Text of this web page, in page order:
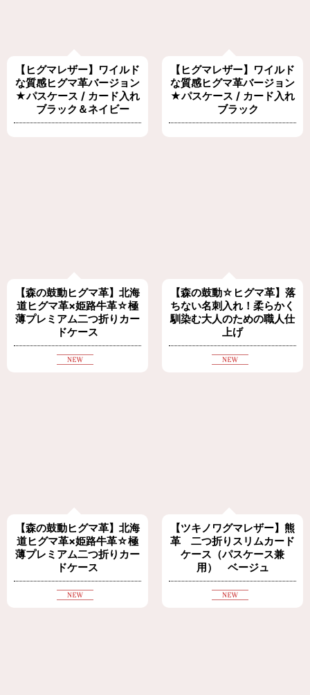
【ヒグマレザー】ワイルド
な質感ヒグマ革バージョン
★パスケース / カード入れ
ブラック＆ネイビー
【ヒグマレザー】ワイルド
な質感ヒグマ革バージョン
★パスケース / カード入れ
ブラック
【森の鼓動ヒグマ革】北海
道ヒグマ革×姫路牛革☆極
薄プレミアム二つ折りカー
ドケース
【森の鼓動☆ヒグマ革】落
ちない名刺入れ！柔らかく
馴染む大人のための職人仕
上げ
【森の鼓動ヒグマ革】北海
道ヒグマ革×姫路牛革☆極
薄プレミアム二つ折りカー
ドケース
【ツキノワグマレザー】熊
革 二つ折りスリムカード
ケース（パスケース兼
用） ベージュ